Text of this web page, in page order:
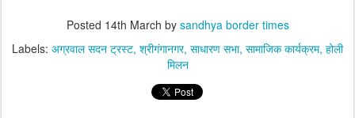
Posted 14th March by sandhya border times
Labels: अग्रवाल सदन ट्रस्ट श्रीगंगानगर साधारण सभा सामाजिक कार्यक्रम होली
मिलन